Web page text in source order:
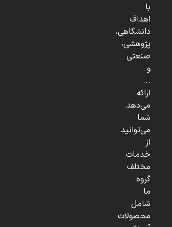
با
اهداف
دانشگاهی،
پژوهشی،
صنعتی
و
...
ارائه
می‌دهد.
شما
می‌توانید
از
خدمات
مختلف
گروه
ما
شامل
محصولات